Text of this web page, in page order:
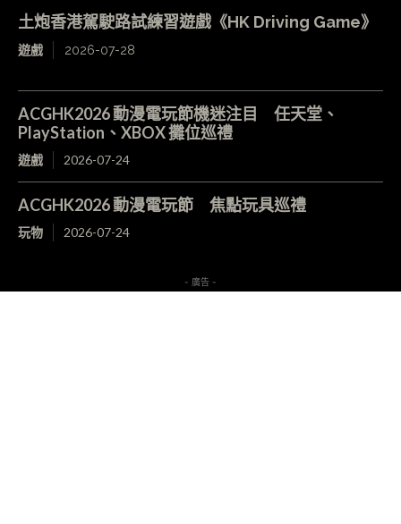
土炮香港駕駛路試練習遊戲《HK Driving Game》
遊戲 2026-07-28
ACGHK2026 動漫電玩節機迷注目 任天堂、
PlayStation、XBOX 攤位巡禮
遊戲 2026-07-24
ACGHK2026 動漫電玩節 焦點玩具巡禮
玩物 2026-07-24
- 廣告 -